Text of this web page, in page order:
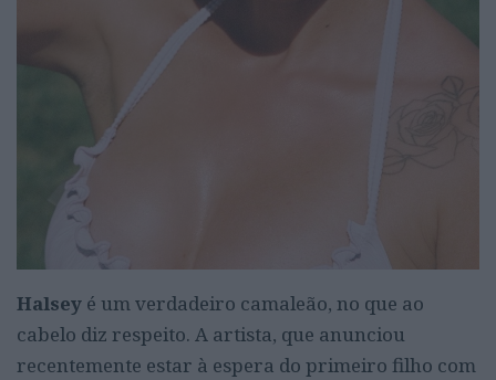
Halsey é um verdadeiro camaleão, no que ao
cabelo diz respeito. A artista, que anunciou
recentemente estar à espera do primeiro filho com